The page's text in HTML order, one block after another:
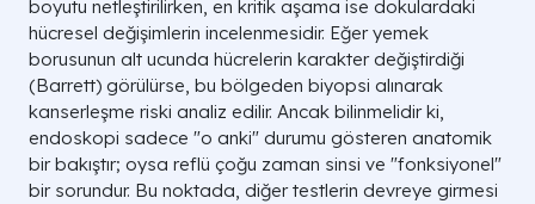
boyutu netleştirilirken, en kritik aşama ise dokulardaki
hücresel değişimlerin incelenmesidir. Eğer yemek
borusunun alt ucunda hücrelerin karakter değiştirdiği
(Barrett) görülürse, bu bölgeden biyopsi alınarak
kanserleşme riski analiz edilir. Ancak bilinmelidir ki,
endoskopi sadece "o anki" durumu gösteren anatomik
bir bakıştır; oysa reflü çoğu zaman sinsi ve "fonksiyonel"
bir sorundur. Bu noktada, diğer testlerin devreye girmesi